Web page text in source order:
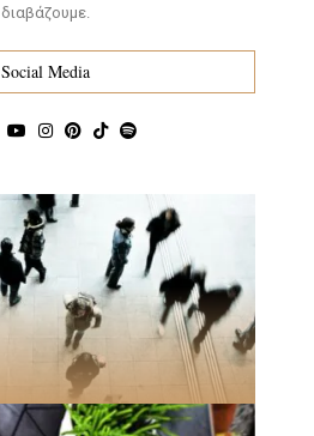
διαβάζουμε.
Social Media